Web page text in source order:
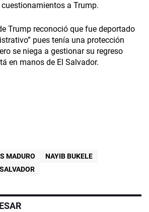
a Trump.
Trump reconoció que fue deportado
pues tenía una protección
se niega a gestionar su regreso
en manos de El Salvador.
MADURO
NAYIB BUKELE